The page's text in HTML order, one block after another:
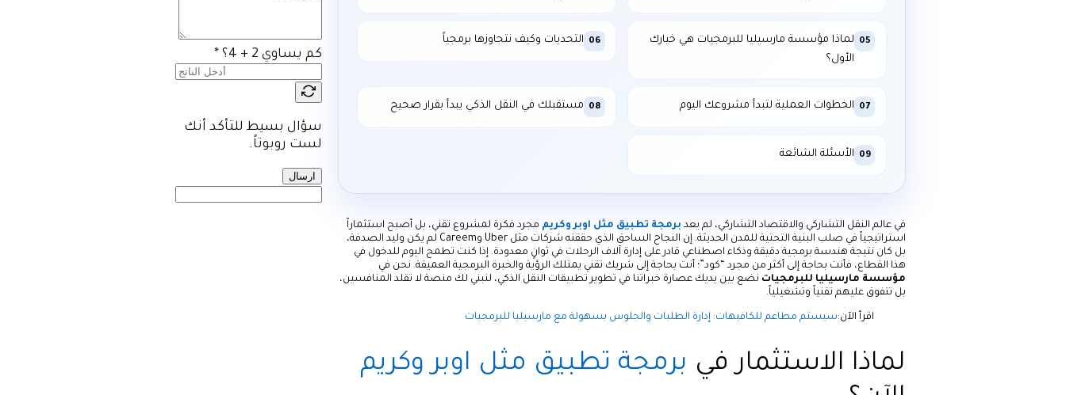
05
لماذا مؤسسة مارسيليا للبرمجيات هي خيارك
الأول؟
06 التحديات وكيف نتجاوزها برمجياً
07 الخطوات العملية لتبدأ مشروعك اليوم 08 مستقبلك في النقل الذكي يبدأ بقرار صحيح
09 الأسئلة الشائعة
في عالم النقل التشاركي والاقتصاد التشاركي، لم يعد برمجة تطبيق مثل اوبر وكريم مجرد فكرة لمشروع تقني، بل أصبح استثماراً
استراتيجياً في صلب البنية التحتية للمدن الحديثة. إن النجاح الساحق الذي حققته شركات مثل Uber وCareem لم يكن وليد الصدفة،
بل كان نتيجة هندسة برمجية دقيقة وذكاء اصطناعي قادر على إدارة آلاف الرحلات في ثوانٍ معدودة. إذا كنت تطمح اليوم للدخول في
هذا القطاع، فأنت بحاجة إلى أكثر من مجرد “كود”؛ أنت بحاجة إلى شريك تقني يمتلك الرؤية والخبرة البرمجية العميقة. نحن في
مؤسسة مارسيليا للبرمجيات نضع بين يديك عصارة خبراتنا في تطوير تطبيقات النقل الذكي، لنبني لك منصة لا تقلد المنافسين،
بل تتفوق عليهم تقنياً وتشغيلياً.
اقرأ الآن:سيستم مطاعم للكافيهات: إدارة الطلبات والجلوس بسهولة مع مارسيليا للبرمجيات
لماذا الاستثمار في برمجة تطبيق مثل اوبر وكريم
كم يساوي 2 + 4؟ *
سؤال بسيط للتأكد أنك
لست روبوتاً.
ارسال